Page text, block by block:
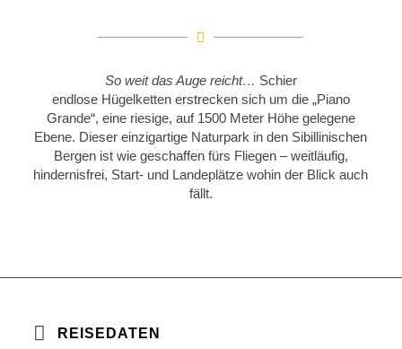
So weit das Auge reicht… Schier
endlose Hügelketten erstrecken sich um die „Piano
Grande“, eine riesige, auf 1500 Meter Höhe gelegene
Ebene. Dieser einzigartige Naturpark in den Sibillinischen
Bergen ist wie geschaffen fürs Fliegen – weitläufig,
hindernisfrei, Start- und Landeplätze wohin der Blick auch
fällt.
REISEDATEN